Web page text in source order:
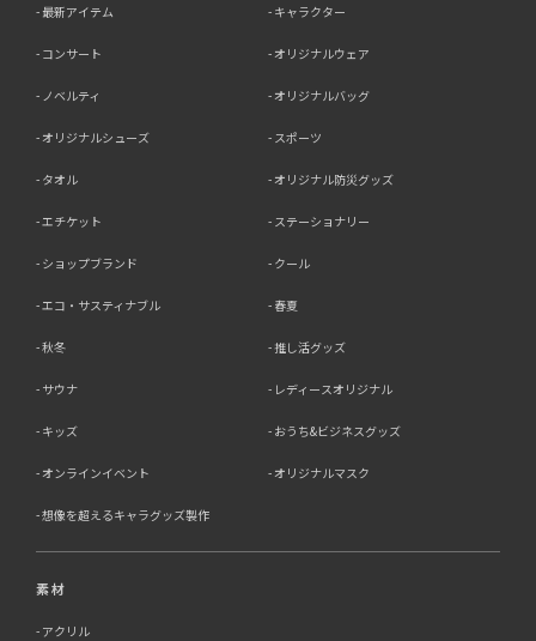
最新アイテム キャラクター
コンサート オリジナルウェア
ノベルティ オリジナルバッグ
オリジナルシューズ スポーツ
タオル オリジナル防災グッズ
エチケット ステーショナリー
ショップブランド クール
エコ・サスティナブル 春夏
秋冬 推し活グッズ
サウナ レディースオリジナル
キッズ おうち&ビジネスグッズ
オンラインイベント オリジナルマスク
想像を超えるキャラグッズ製作
素材
アクリル